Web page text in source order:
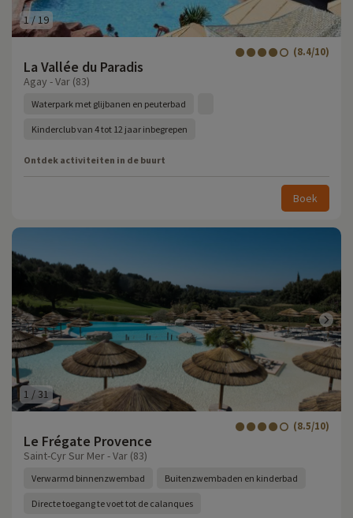
1 /19
La Vallée du Paradis
(8.4/10)
Agay - Var (83)
Waterpark met glijbanen en peuterbad
Kinderclub van 4 tot 12 jaar inbegrepen
Ontdek activiteiten in de buurt
Boek
1 /31
Le Frégate Provence
(8.5/10)
Saint-Cyr Sur Mer - Var (83)
Verwarmd binnenzwembad Buitenzwembaden en kinderbad
Directe toegang te voet tot de calanques